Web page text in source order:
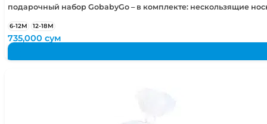
подарочный набор GobabyGo – в комплекте: нескользящие
6-12М 12-18М
735,000сум